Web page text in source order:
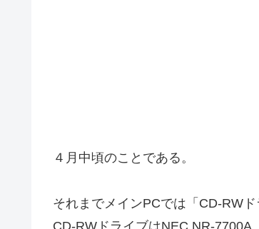
４月中頃のことである。
それまでメインPCでは「CD-RW